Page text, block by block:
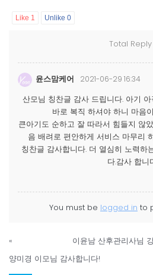
Like 1 Unlike 0
Total Reply
윤스맘케어 2021-06-29 16:34
산모님 칭찬글 감사 드립니다. 아기
바로 복직 하셔야 하니 마음
큰아기도 순하고 잘 따라서 힘들지 않
음 배려로 편안하게 서비스 마무리
칭찬글 감사합니다. 더 열심히 노력하
다.감사 합니
You must be logged in to
«
이윤남 산후관리사님
양미경 이모님 감사합니다!